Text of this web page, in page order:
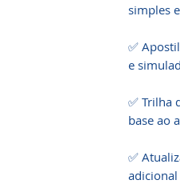
simples
✅
e
✅ Trilha
base ao
✅
adicional